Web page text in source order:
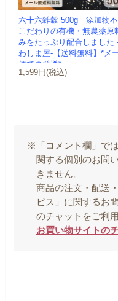
六十六雑穀 500g｜添加物
こだわりの有機・無農薬原
みをたっぷり配合しました
わしま屋-【送料無料】*メ
便での発送*
1,599円(税込)
※「コメント欄」で
関する個別のお問
きません。
商品の注文・配送
ビス」に関するお
のチャットをご利
お買い物サイトの